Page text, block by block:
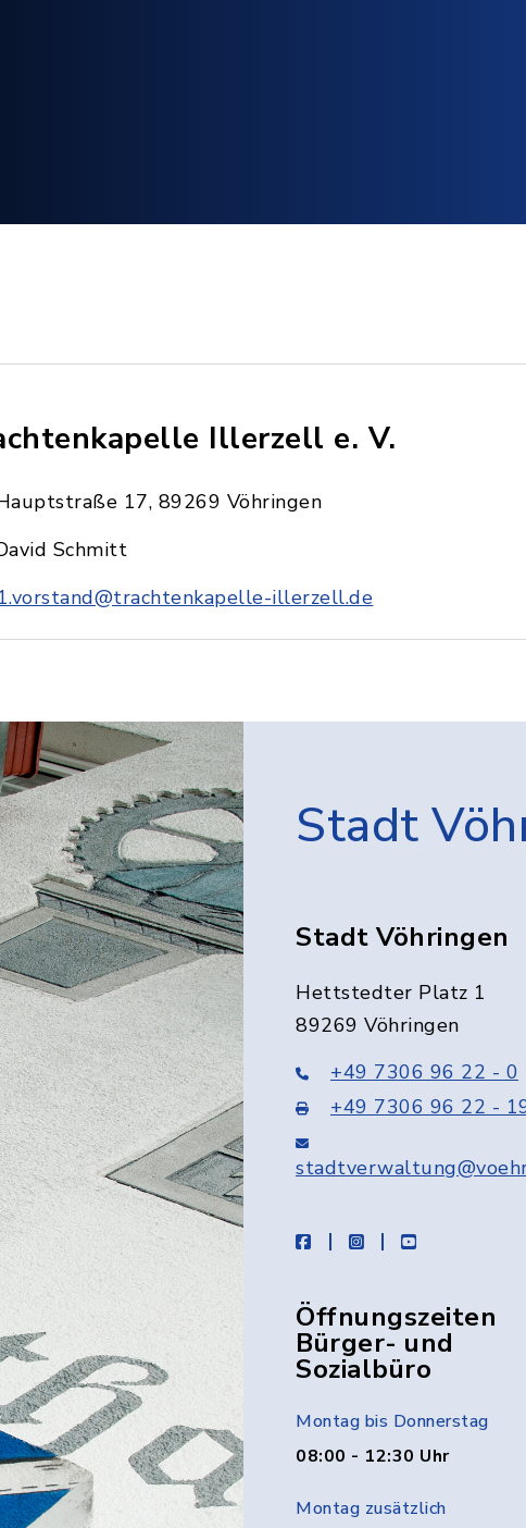
Illerzell e. V.
17, 89269 Vöhringen
Schmitt
illerzell.de
Stadt
Stadt Vöhringen
Hettstedter Platz 1
89269 Vöhringen
+49 7306 96 22 - 0
+49 7306 96 22 -
facebookinstagramyoutube
Öffnungszeiten
Bürger- und
Sozialbüro
Montag bis Donnerstag
08:00 - 12:30 Uhr
Montag zusätzlich